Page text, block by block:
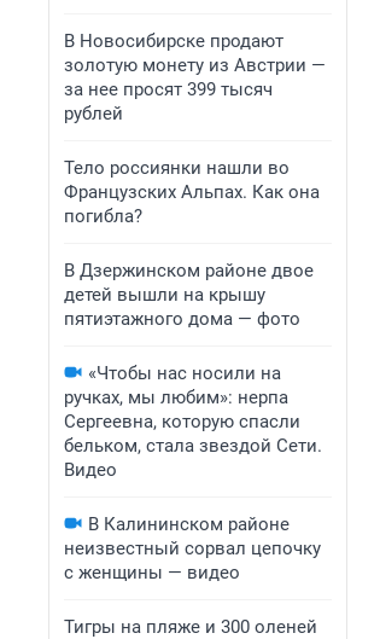
В Новосибирске продают
золотую монету из Австрии —
за нее просят 399 тысяч
рублей
Тело россиянки нашли во
Французских Альпах. Как она
погибла?
В Дзержинском районе двое
детей вышли на крышу
пятиэтажного дома — фото
«Чтобы нас носили на
ручках, мы любим»: нерпа
Сергеевна, которую спасли
бельком, стала звездой Сети.
Видео
В Калининском районе
неизвестный сорвал цепочку
с женщины — видео
Тигры на пляже и 300 оленей